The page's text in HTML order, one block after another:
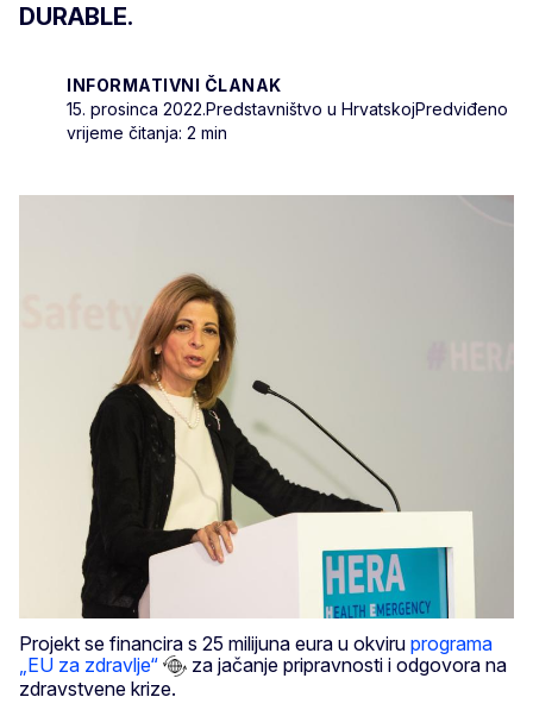
DURABLE.
INFORMATIVNI ČLANAK
15. prosinca 2022.Predstavništvo u HrvatskojPredviđeno
vrijeme čitanja: 2 min
Projekt se financira s 25 milijuna eura u okviru programa
„EU za zdravlje“
za jačanje pripravnosti i odgovora na
zdravstvene krize.